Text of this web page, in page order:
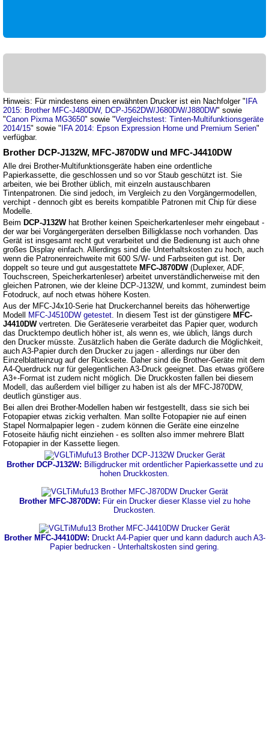
Hinweis: Für mindestens einen erwähnten Drucker ist ein Nachfolger " IFA
2015: Brother MFC-J480DW, DCP-J562DW/J680DW/J880DW" sowie
"Canon Pixma MG3650" sowie "Vergleichstest: Tinten-Multifunktionsgeräte
2014/15" sowie " IFA 2014: Epson Expression Home und Premium Serien"
verfügbar.
Brother DCP-J132W, MFC-J870DW und MFC-J4410DW
Alle drei Brother-Multifunktionsgeräte haben eine ordentliche
Papierkassette, die geschlossen und so vor Staub geschützt ist. Sie
arbeiten, wie bei Brother üblich, mit einzeln austauschbaren
Tintenpatronen. Die sind jedoch, im Vergleich zu den Vorgängermodellen,
verchipt - dennoch gibt es bereits kompatible Patronen mit Chip für diese
Modelle.
Beim DCP-J132What Brother keinen Speicherkartenleser mehr eingebaut -
der war bei Vorgängergeräten derselben Billigklasse noch vorhanden. Das
Gerät ist insgesamt recht gut verarbeitet und die Bedienung ist auch ohne
großes Display einfach. Allerdings sind die Unterhaltskosten zu hoch, auch
wenn die Patronenreichweite mit 600 S/W- und Farbseiten gut ist. Der
doppelt so teure und gut ausgestattete MFC-J870DW(Duplexer, ADF,
Touchscreen, Speicherkartenleser) arbeitet unverständlicherweise mit den
gleichen Patronen, wie der kleine DCP-J132W, und kommt, zumindest beim
Fotodruck, auf noch etwas höhere Kosten.
Aus der MFC-J4x10-Serie hat Druckerchannel bereits das höherwertige
Modell
MFC-J4510DW getestet. In diesem Test ist der günstigere MFC-
J4410DWvertreten. Die Geräteserie verarbeitet das Papier quer, wodurch
das Drucktempo deutlich höher ist, als wenn es, wie üblich, längs durch
den Drucker müsste. Zusätzlich haben die Geräte dadurch die Möglichkeit,
auch A3-Papier durch den Drucker zu jagen - allerdings nur über den
Einzelblatteinzug auf der Rückseite. Daher sind die Brother-Geräte mit dem
A4-Querdruck nur für gelegentlichen A3-Druck geeignet. Das etwas größere
A3+-Format ist zudem nicht möglich. Die Druckkosten fallen bei diesem
Modell, das außerdem viel billiger zu haben ist als der MFC-J870DW,
deutlich günstiger aus.
Bei allen drei Brother-Modellen haben wir festgestellt, dass sie sich bei
Fotopapier etwas zickig verhalten. Man sollte Fotopapier nie auf einen
Stapel Normalpapier legen - zudem können die Geräte eine einzelne
Fotoseite häufig nicht einziehen - es sollten also immer mehrere Blatt
Fotopapier in der Kassette liegen.
Brother DCP-J132W: Billigdrucker mit ordentlicher Papierkassette und zu
hohen Druckkosten.
Brother MFC-J870DW: Für ein Drucker dieser Klasse viel zu hohe
Druckosten.
Brother MFC-J4410DW: Druckt A4-Papier quer und kann dadurch auch A3-
Papier bedrucken - Unterhaltskosten sind gering.